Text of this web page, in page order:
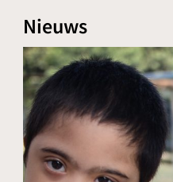
Nieuws